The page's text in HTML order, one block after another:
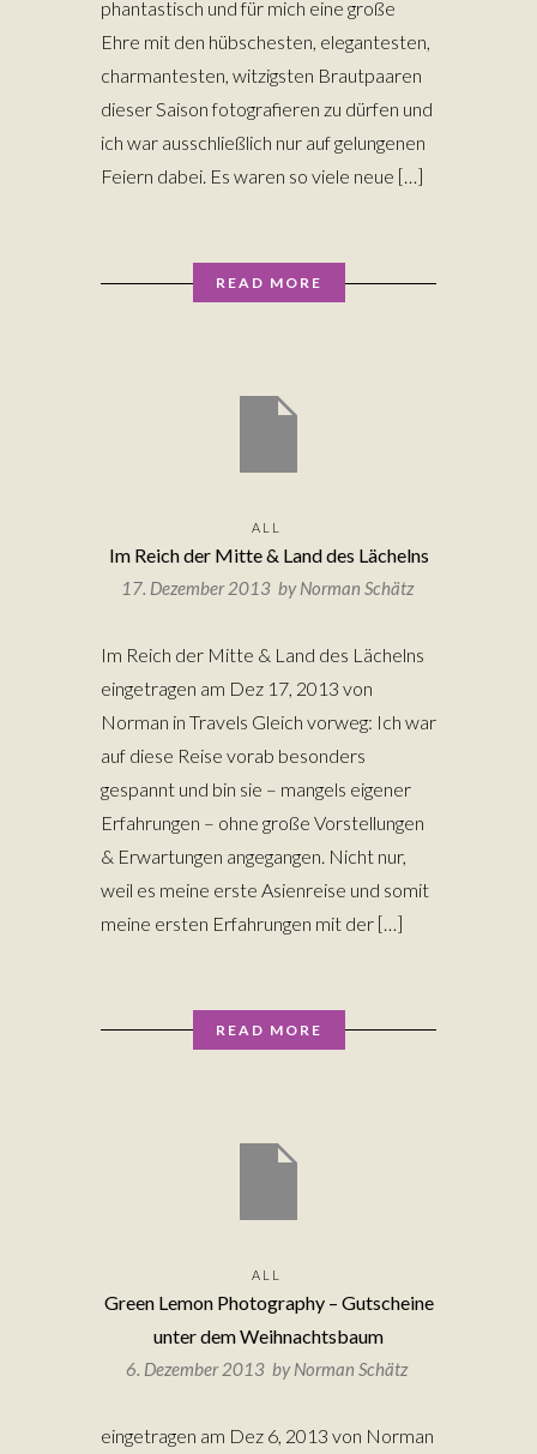
phantastisch und für mich eine große
Ehre mit den hübschesten, elegantesten,
charmantesten, witzigsten Brautpaaren
dieser Saison fotografieren zu dürfen und
ich war ausschließlich nur auf gelungenen
Feiern dabei. Es waren so viele neue […]
READ MORE
ALL
Im Reich der Mitte & Land des Lächelns
17. Dezember 2013 byNorman Schätz
Im Reich der Mitte & Land des Lächelns
eingetragen am Dez 17, 2013 von
Norman in Travels Gleich vorweg: Ich war
auf diese Reise vorab besonders
gespannt und bin sie – mangels eigener
Erfahrungen – ohne große Vorstellungen
& Erwartungen angegangen. Nicht nur,
weil es meine erste Asienreise und somit
meine ersten Erfahrungen mit der […]
READ MORE
ALL
Green Lemon Photography – Gutscheine
unter dem Weihnachtsbaum
6. Dezember 2013 byNorman Schätz
eingetragen am Dez 6, 2013 von Norman